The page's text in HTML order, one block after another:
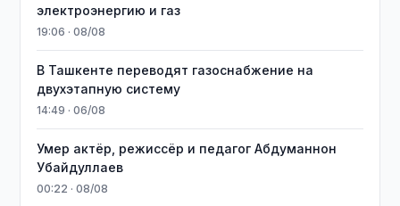
электроэнергию и газ
19:06 · 08/08
В Ташкенте переводят газоснабжение на
двухэтапную систему
14:49 · 06/08
Умер актёр, режиссёр и педагог Абдуманнон
Убайдуллаев
00:22 · 08/08